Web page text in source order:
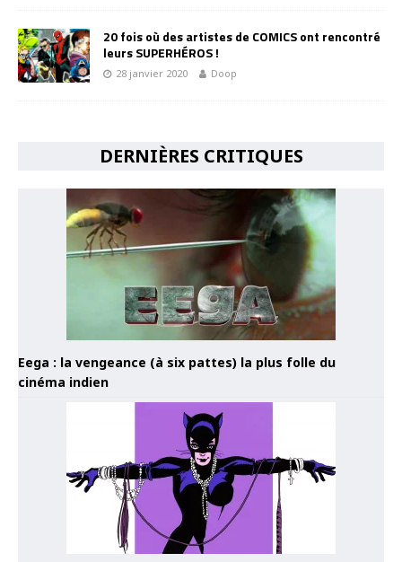
20 fois où des artistes de COMICS ont rencontré
leurs SUPERHÉROS !
28 janvier 2020 Doop
DERNIÈRES CRITIQUES
Eega : la vengeance (à six pattes) la plus folle du
cinéma indien